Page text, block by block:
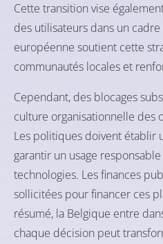
Cette transition vise
des utilisateurs dans un
européenne soutient cette
communautés locales et
Cependant, des blocages
culture organisationnelle des
Les politiques doivent établir
garantir un usage
technologies. Les finances
sollicitées pour financer ces
résumé, la Belgique entre
chaque décision peut